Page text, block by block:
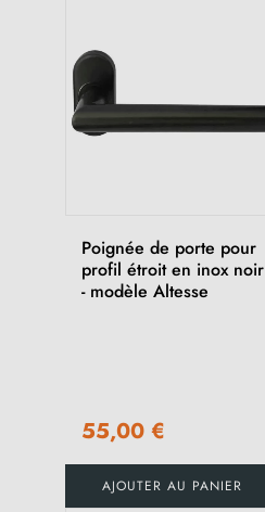
Poignée de porte pour
profil étroit en inox noir
- modèle Altesse
55,00 €
AJOUTER AU PANIER